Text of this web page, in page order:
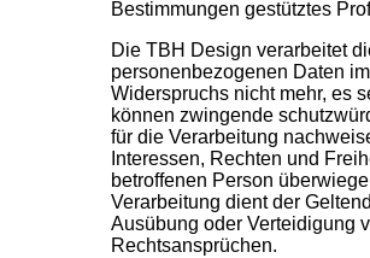
Bestimmungen gestütztes
Die TBH Design verarbeitet
personenbezogenen Daten
Widerspruchs nicht mehr, es
können zwingende
für die Verarbeitung
Interessen, Rechten und
betroffenen Person
Verarbeitung dient der
Ausübung oder Verteidigung
Rechtsansprüchen.